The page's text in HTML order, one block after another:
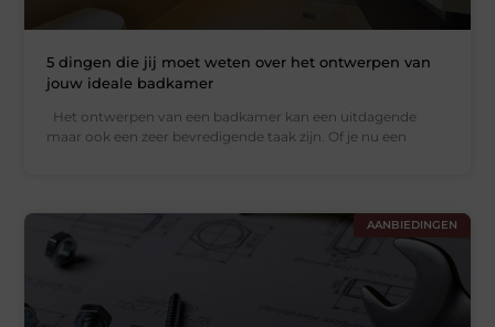
5 dingen die jij moet weten over het ontwerpen van
jouw ideale badkamer
Het ontwerpen van een badkamer kan een uitdagende
maar ook een zeer bevredigende taak zijn. Of je nu een
AANBIEDINGEN